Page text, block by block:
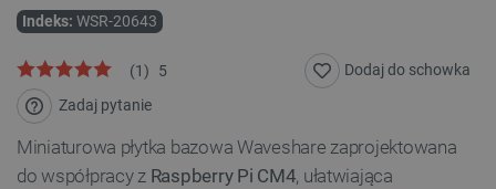
Indeks: WSR-20643
5
(1)
Zadaj pytanie
Dodaj do schowka
Miniaturowa płytka bazowa Waveshare zaprojektowana
do współpracy z Raspberry Pi CM4, ułatwiająca